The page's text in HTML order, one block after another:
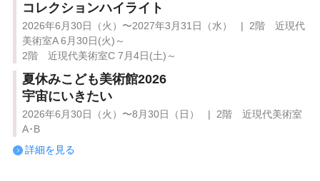
コレクションハイライト
2026年6月30日（火）〜2027年3月31日（水） | 2階 近現代
美術室A 6月30日(火)～
2階 近現代美術室C 7月4日(土)～
夏休みこども美術館2026
宇宙にいきたい
2026年6月30日（火）〜8月30日（日） | 2階 近現代美術室
A･B
詳細を見る